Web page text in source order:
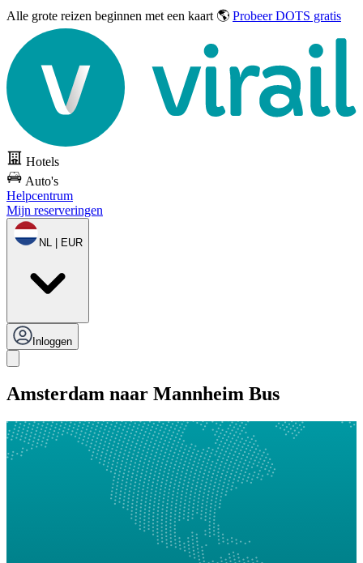
Alle grote reizen beginnen met een kaart 🌎 Probeer DOTS gratis
Hotels
Auto's
Helpcentrum
Mijn reserveringen
NL | EUR
Inloggen
Amsterdam naar Mannheim Bus